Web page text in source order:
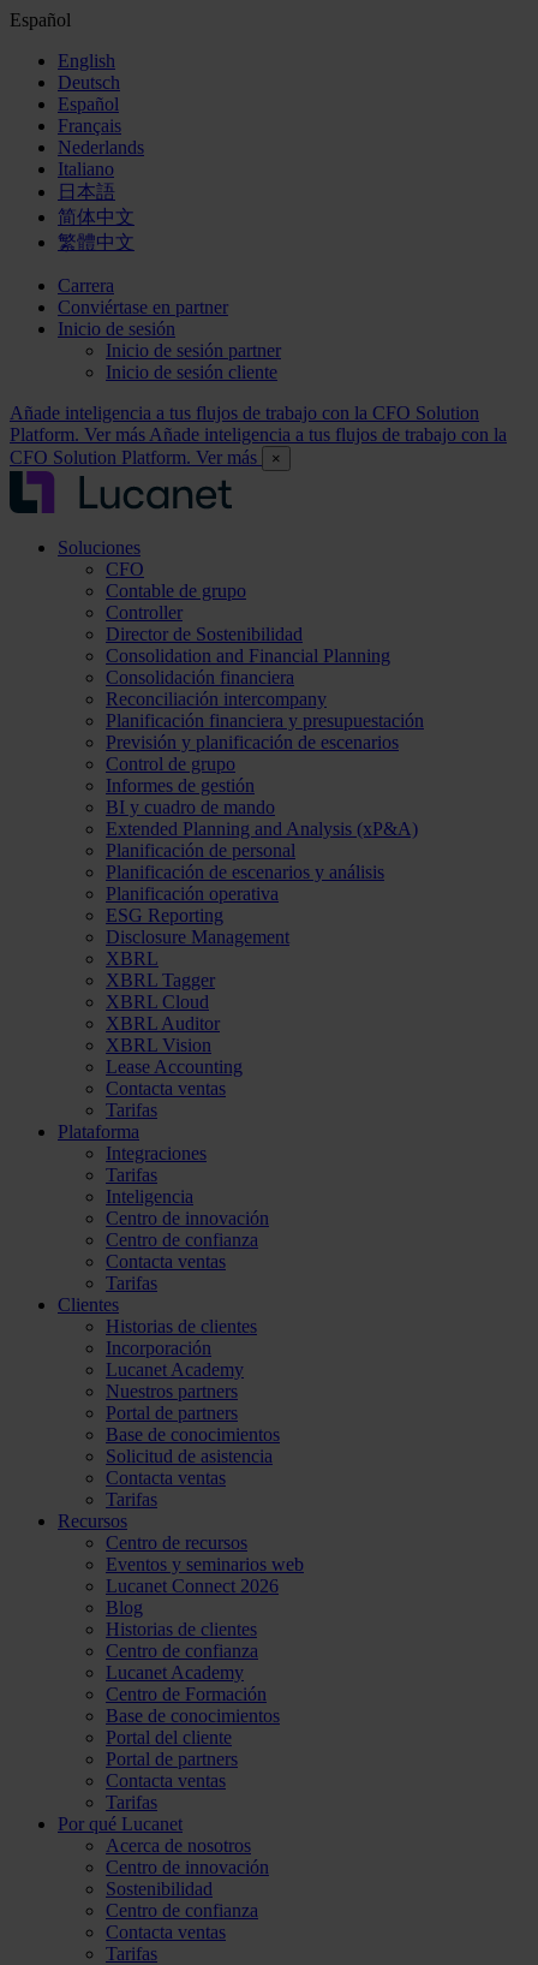
Español
English
Deutsch
Español
Français
Nederlands
Italiano
日本語
简体中文
繁體中文
Carrera
Conviértase en partner
Inicio de sesión
Inicio de sesión partner
Inicio de sesión cliente
Añade inteligencia a tus flujos de trabajo con la CFO Solution
Platform. Ver más Añade inteligencia a tus flujos de trabajo con la
CFO Solution Platform. Ver más
×
Soluciones
CFO
Contable de grupo
Controller
Director de Sostenibilidad
Consolidation and Financial Planning
Consolidación financiera
Reconciliación intercompany
Planificación financiera y presupuestación
Previsión y planificación de escenarios
Control de grupo
Informes de gestión
BI y cuadro de mando
Extended Planning and Analysis (xP&A)
Planificación de personal
Planificación de escenarios y análisis
Planificación operativa
ESG Reporting
Disclosure Management
XBRL
XBRL Tagger
XBRL Cloud
XBRL Auditor
XBRL Vision
Lease Accounting
Contacta ventas
Tarifas
Plataforma
Integraciones
Tarifas
Inteligencia
Centro de innovación
Centro de confianza
Contacta ventas
Tarifas
Clientes
Historias de clientes
Incorporación
Lucanet Academy
Nuestros partners
Portal de partners
Base de conocimientos
Solicitud de asistencia
Contacta ventas
Tarifas
Recursos
Centro de recursos
Eventos y seminarios web
Lucanet Connect 2026
Blog
Historias de clientes
Centro de confianza
Lucanet Academy
Centro de Formación
Base de conocimientos
Portal del cliente
Portal de partners
Contacta ventas
Tarifas
Por qué Lucanet
Acerca de nosotros
Centro de innovación
Sostenibilidad
Centro de confianza
Contacta ventas
Tarifas